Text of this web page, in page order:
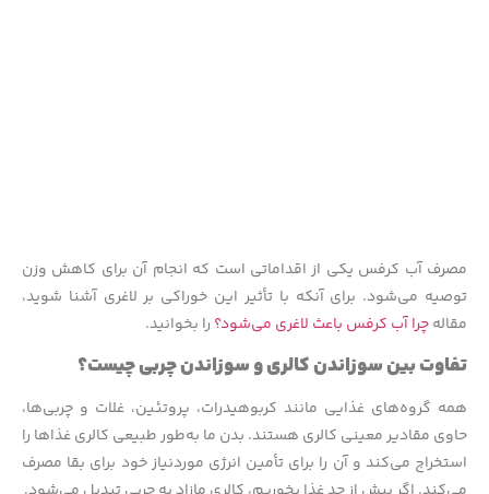
مصرف آب کرفس یکی از اقداماتی است که انجام آن برای کاهش وزن
توصیه می‌شود. برای آنکه با تأثیر این خوراکی بر لاغری آشنا شوید،
مقالهچرا آب کرفس باعث لاغری می‌شود؟ را بخوانید.
تفاوت بین سوزاندن کالری و سوزاندن چربی چیست؟
همه گروه‌های غذایی مانند کربوهیدرات، پروتئین، غلات و چربی‌ها،
حاوی مقادیر معینی کالری هستند. بدن ما به‌طور طبیعی کالری غذاها را
استخراج می‌کند و آن را برای تأمین انرژی موردنیاز خود برای بقا مصرف